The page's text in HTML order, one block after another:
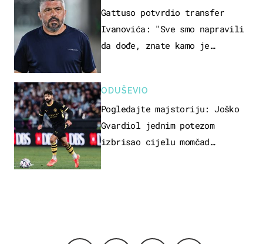
Gattuso potvrdio transfer
Ivanovića: "Sve smo napravili
da dođe, znate kamo je
ODUŠEVIO
Pogledajte majstoriju: Joško
Gvardiol jednim potezom
izbrisao cijelu momčad